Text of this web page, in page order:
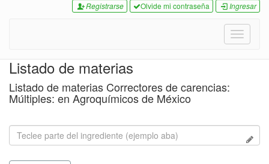
Registrarse Olvide mi contraseña Ingresar
Toggle
Listado de materias
Listado de materias Correctores de carencias:
Múltiples: en Agroquímicos de México